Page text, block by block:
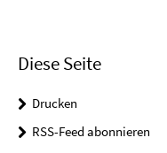
Diese Seite
Drucken
RSS-Feed abonnieren